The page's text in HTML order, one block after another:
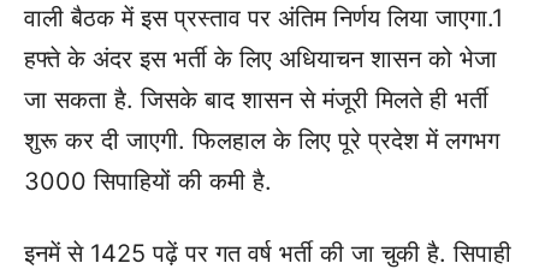
वाली बैठक में इस प्रस्ताव पर अंतिम निर्णय लिया जाएगा.1
हफ्ते के अंदर इस भर्ती के लिए अधियाचन शासन को भेजा
जा सकता है. जिसके बाद शासन से मंजूरी मिलते ही भर्ती
शुरू कर दी जाएगी. फिलहाल के लिए पूरे प्रदेश में लगभग
3000 सिपाहियों की कमी है.
इनमें से 1425 पढ़ें पर गत वर्ष भर्ती की जा चुकी है. सिपाही